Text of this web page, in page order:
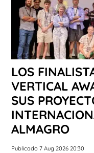
LOS
VERTICAL
SUS
ALMAGRO
Publicado 7 Aug 2026 20:30